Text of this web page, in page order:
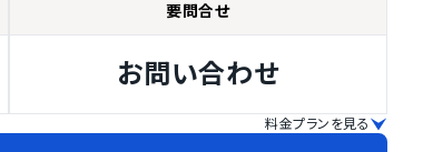
要問合せ
お問い合わせ
料金プランを見る